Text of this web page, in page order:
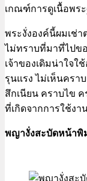
เกณฑ์การดูเนื้อพร
พระงั่งองค์นี้ผมเช่า
ไม่ทราบที่มาที่ไปข
เจ้าของเดิมน่าใจใ
รุนแรง ไม่เห็นครา
สึกเนียน คราบไข
ที่เกิดจากการใช้ง
พญางั่งสะบัดหน้าพิ